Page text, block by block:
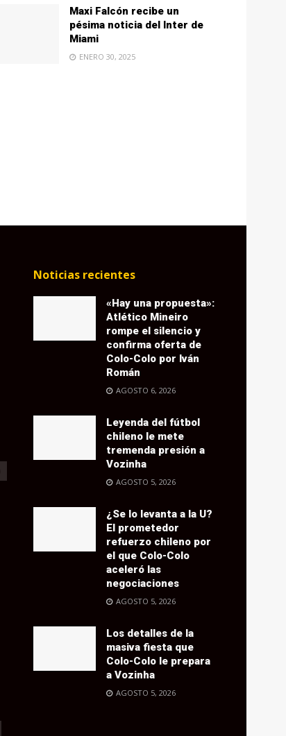
Maxi Falcón recibe un
pésima noticia del Inter de
Miami
ENERO 30, 2025
Noticias recientes
«Hay una propuesta»:
Atlético Mineiro
rompe el silencio y
confirma oferta de
Colo-Colo por Iván
Román
AGOSTO 6, 2026
Leyenda del fútbol
chileno le mete
tremenda presión a
Vozinha
AGOSTO 5, 2026
¿Se lo levanta a la U?
El prometedor
refuerzo chileno por
el que Colo-Colo
aceleró las
negociaciones
AGOSTO 5, 2026
Los detalles de la
masiva fiesta que
Colo-Colo le prepara
a Vozinha
AGOSTO 5, 2026